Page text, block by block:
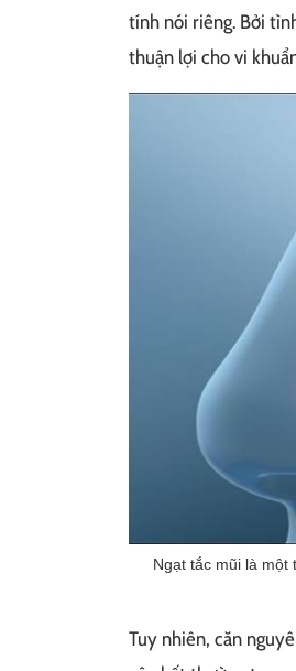
tính nói riêng. Bởi
thuận lợi cho vi
Ngạt tắc mũi là một
Tuy nhiên, căn